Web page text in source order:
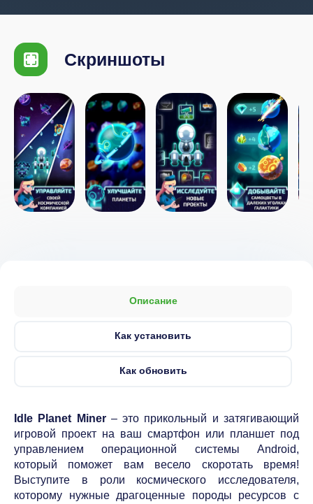
Скриншоты
Описание
Как установить
Как обновить
Idle Planet Miner– это прикольный и затягивающий
игровой проект на ваш смартфон или планшет под
управлением операционной системы Android,
который поможет вам весело скоротать время!
Выступите в роли космического исследователя,
которому нужные драгоценные породы ресурсов с